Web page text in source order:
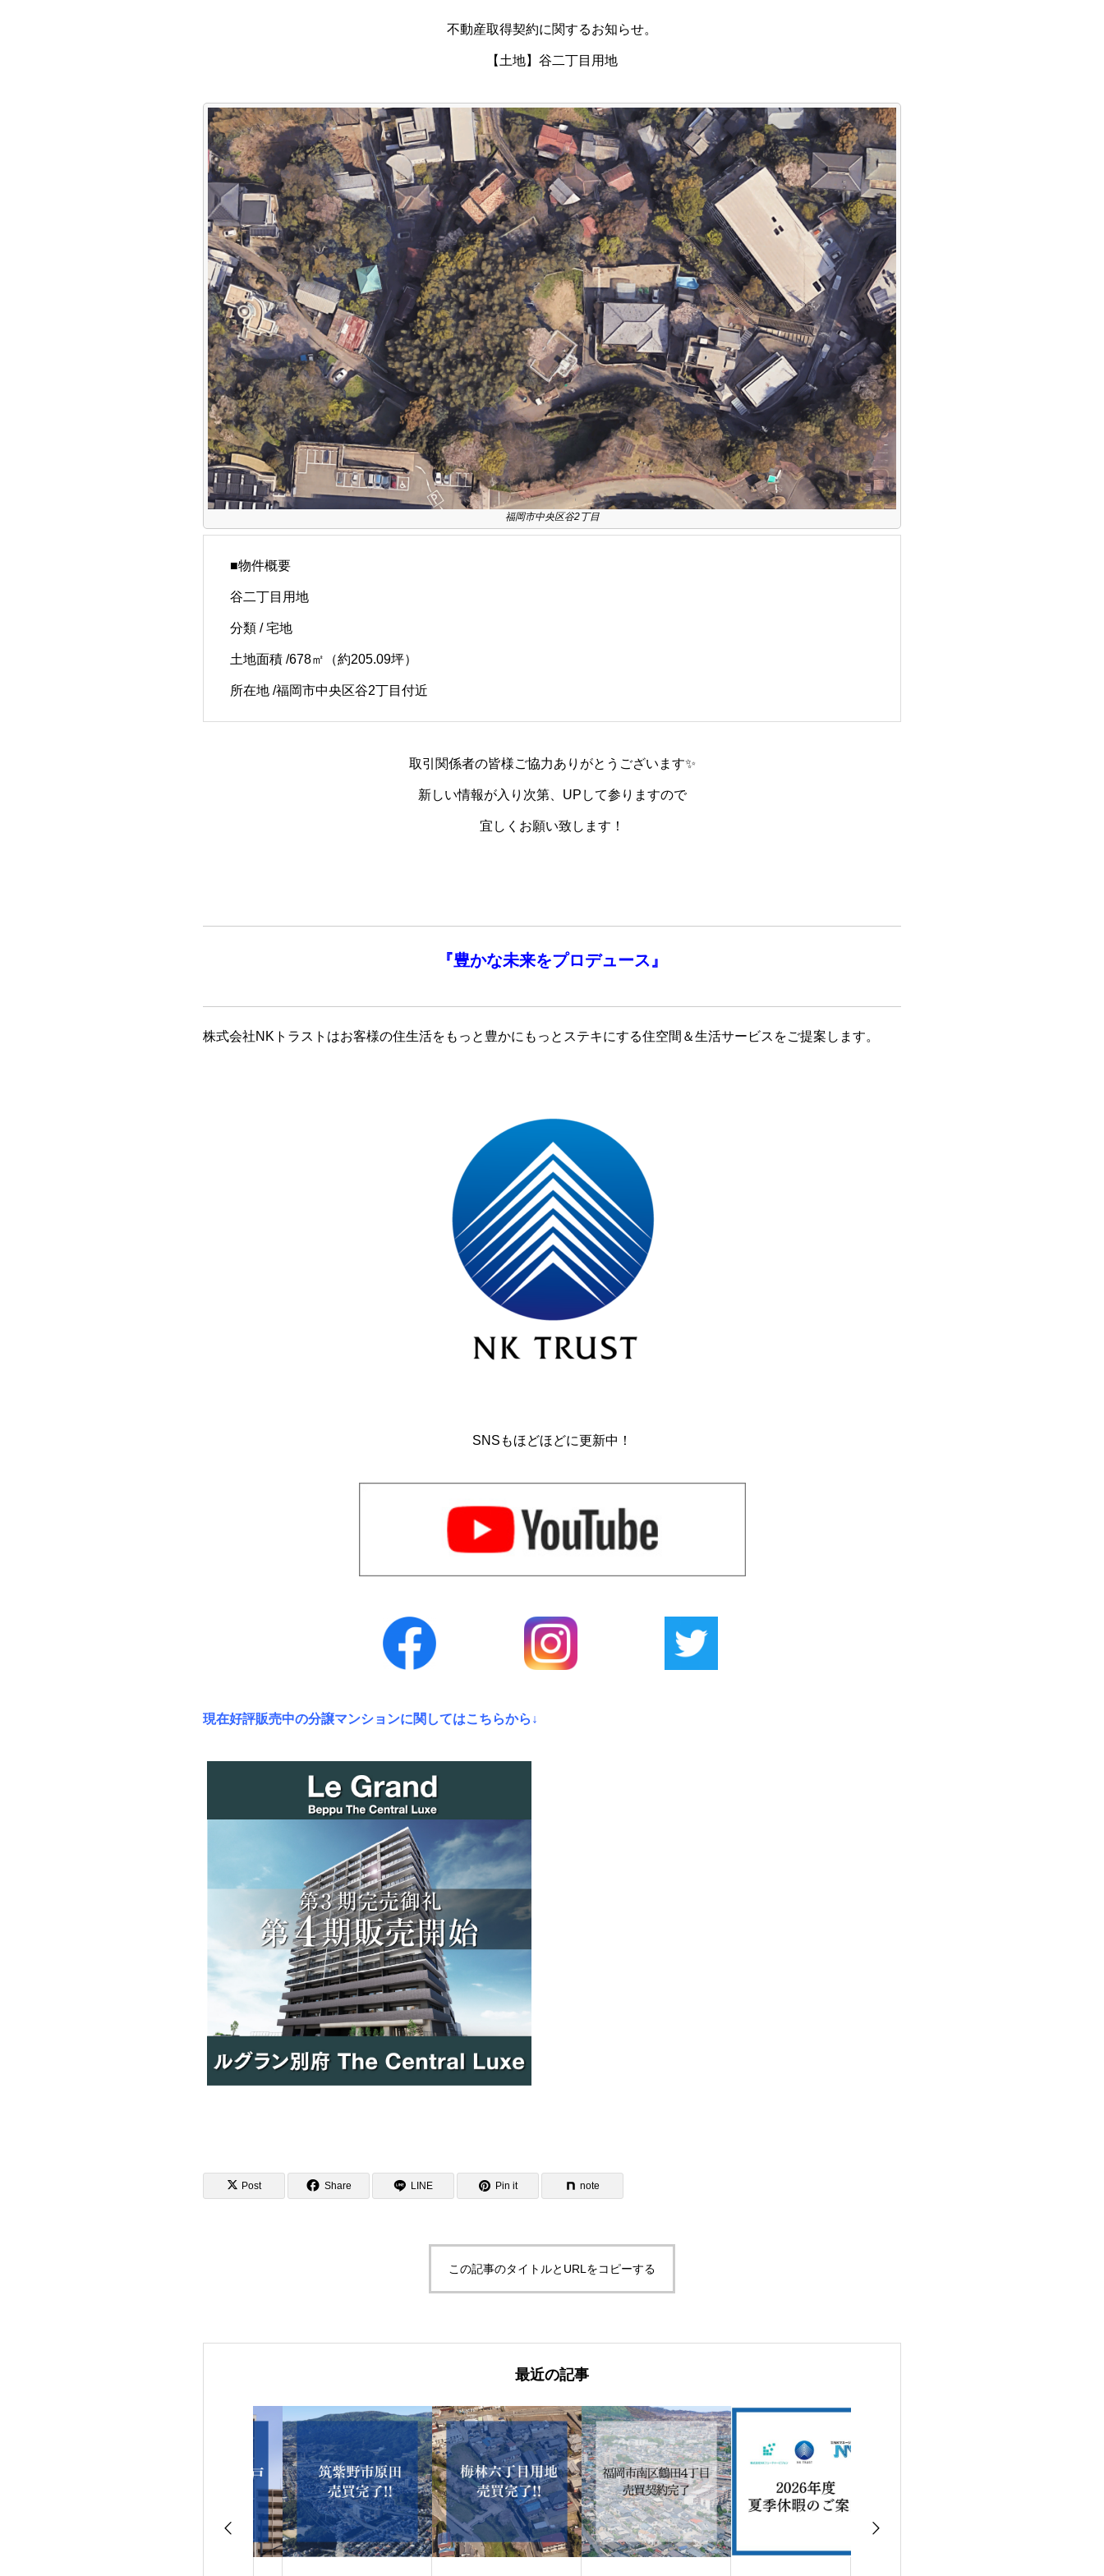
不動産取得契約に関するお知らせ。
【土地】谷二丁目用地
福岡市中央区谷2丁目
■物件概要
谷二丁目用地
分類 / 宅地
土地面積 /678㎡（約205.09坪）
所在地 /福岡市中央区谷2丁目付近
取引関係者の皆様ご協力ありがとうございます✨
新しい情報が入り次第、UPして参りますので
宜しくお願い致します！
『豊かな未来をプロデュース』
株式会社NKトラストはお客様の住生活をもっと豊かにもっとステキにする住空間＆生活サービスをご提案します。
SNSもほどほどに更新中！
現在好評販売中の分譲マンションに関してはこちらから↓
Post Share LINE Pin it note
この記事のタイトルとURLをコピーする
最近の記事